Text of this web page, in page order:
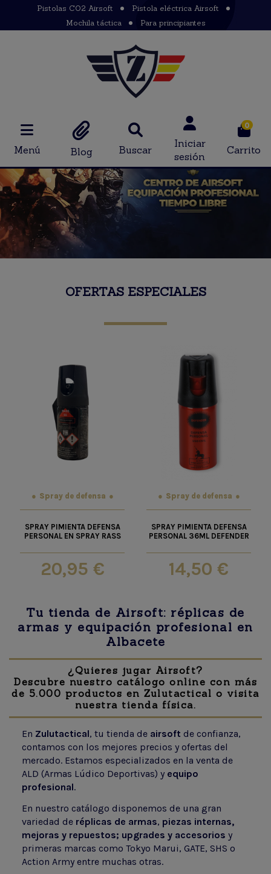
Pistolas CO2 Airsoft
Pistola eléctrica Airsoft
Mochila táctica
Para principiantes
Menú Blog Buscar
Iniciar
sesión
0
Carrito
OFERTAS ESPECIALES
Spray de defensa
SPRAY PIMIENTA DEFENSA
PERSONAL EN SPRAY RASS
20,95 €
Spray de defensa
SPRAY PIMIENTA DEFENSA
PERSONAL 36ML DEFENDER
14,50 €
Tu tienda de Airsoft: réplicas de
armas y equipación profesional en
Albacete
¿Quieres jugar Airsoft?
Descubre nuestro catálogo online con más
de 5.000 productos en Zulutactical o visita
nuestra tienda física.
En Zulutactical, tu tienda de airsoft de confianza,
contamos con los mejores precios y ofertas del
mercado. Estamos especializados en la venta de
ALD (Armas Lúdico Deportivas) y equipo
profesional.
En nuestro catálogo disponemos de una gran
variedad de réplicas de armas, piezas internas,
mejoras y repuestos; upgrades y accesorios y
primeras marcas como Tokyo Marui, GATE, SHS o
Action Army entre muchas otras.